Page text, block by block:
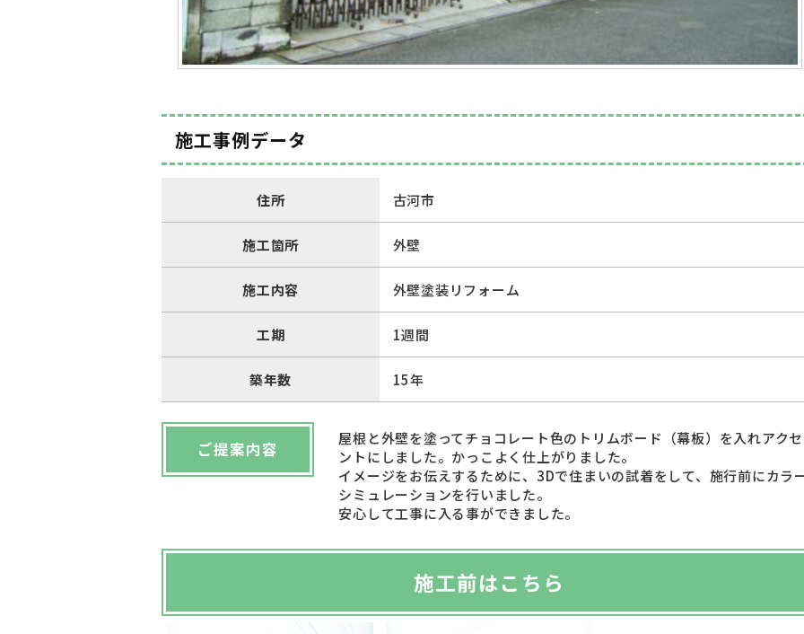
施工事例データ
住所 古河市
施工箇所 外壁
施工内容 外壁塗装リフォーム
工期 1週間
築年数 15年
ご提案内容
屋根と外壁を塗ってチョコレート色のトリムボード（幕板）を入れアクセ
ントにしました。かっこよく仕上がりました。
イメージをお伝えするために、3Dで住まいの試着をして、施行前にカラ
シミュレーションを行いました。
安心して工事に入る事ができました。
施工前はこちら